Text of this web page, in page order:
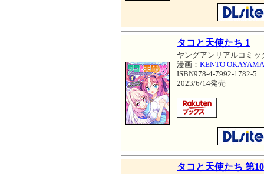
タコと天使たち 1
ヤングアンリアルコミッ
漫画： KENTO OKAYAMA
ISBN978-4-7992-1782-5
2023/6/14発売
タコと天使たち 第